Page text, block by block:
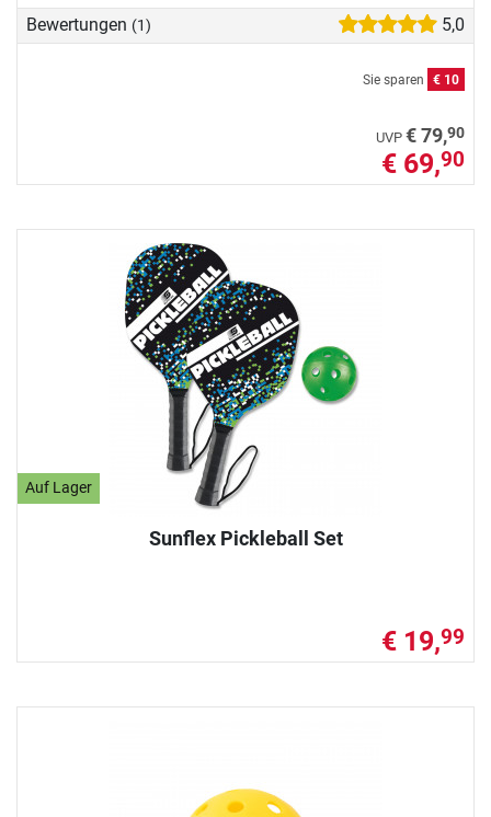
Bewertungen (1) 5,0
Sie sparen € 10
UVP € 79,90
€ 69,90
Auf Lager
Sunflex Pickleball Set
€ 19,99